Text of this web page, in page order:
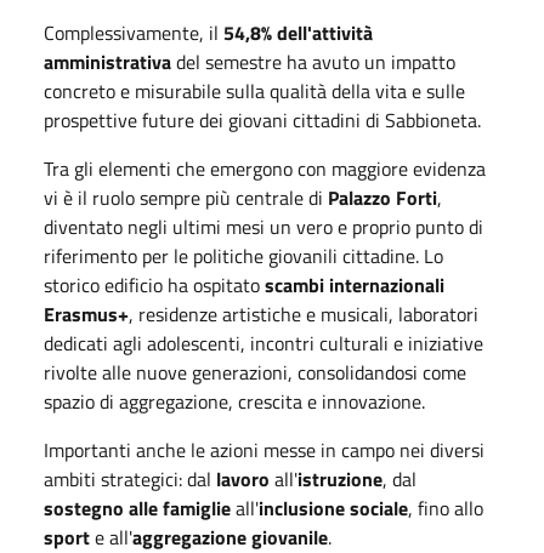
Complessivamente, il 54,8% dell'attività
amministrativadel semestre ha avuto un impatto
concreto e misurabile sulla qualità della vita e sulle
prospettive future dei giovani cittadini di Sabbioneta.
Tra gli elementi che emergono con maggiore evidenza
vi è il ruolo sempre più centrale di Palazzo Forti,
diventato negli ultimi mesi un vero e proprio punto di
riferimento per le politiche giovanili cittadine. Lo
storico edificio ha ospitatoscambi internazionali
Erasmus+, residenze artistiche e musicali, laboratori
dedicati agli adolescenti, incontri culturali e iniziative
rivolte alle nuove generazioni, consolidandosi come
spazio di aggregazione, crescita e innovazione.
Importanti anche le azioni messe in campo nei diversi
ambiti strategici: dal lavoro all'istruzione, dal
sostegno alle famiglieall'inclusione sociale, fino allo
sporte all'aggregazione giovanile.